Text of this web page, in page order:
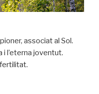
associat al Sol.
l’eterna joventut.
fertilitat.